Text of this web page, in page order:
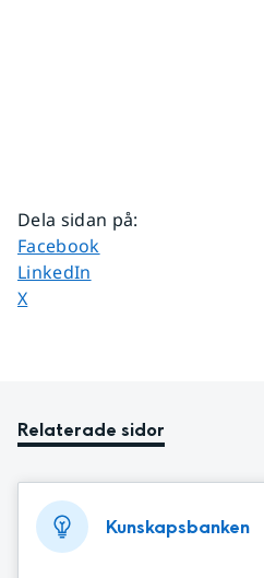
Dela sidan på:
Dela sidan på
Facebook
Dela sidan på
LinkedIn
Dela sidan på
X
Relaterade sidor
Kunskapsbanken